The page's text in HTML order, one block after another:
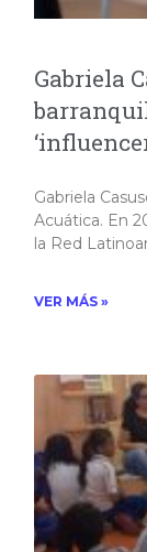
Gabriela
Gabriela
Acuática. En
la Red
VER MÁS »